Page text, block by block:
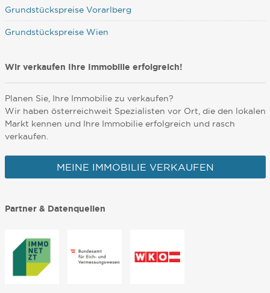
Grundstückspreise Vorarlberg
Grundstückspreise Wien
Wir verkaufen Ihre Immobilie erfolgreich!
Planen Sie, Ihre Immobilie zu verkaufen?
Wir haben österreichweit Spezialisten vor Ort, die den lokalen
Markt kennen und Ihre Immobilie erfolgreich und rasch
verkaufen.
MEINE IMMOBILIE VERKAUFEN
Partner & Datenquellen